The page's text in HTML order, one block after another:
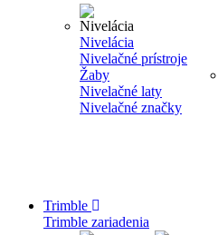
Nivelácia
Nivelačné prístroje
Žaby
Nivelačné laty
Nivelačné značky
Trimble
Trimble zariadenia